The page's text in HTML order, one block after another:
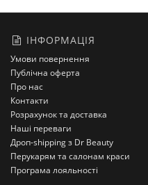
ІНФОРМАЦІЯ
Умови повернення
Публічна оферта
Про нас
Контакти
Розрахунок та доставка
Наші переваги
Дроп-shipping з Dr Beauty
Перукарям та салонам краси
Програма лояльності